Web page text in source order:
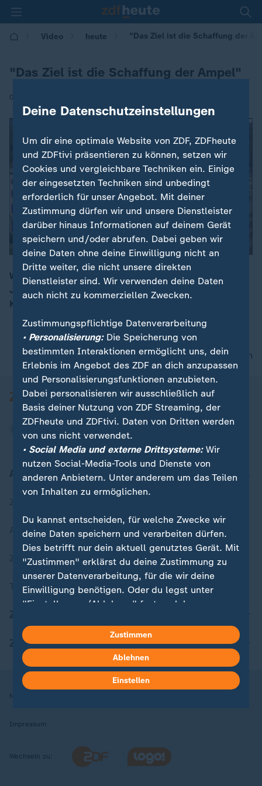
Video heute "Das Ziel ist die Schaffung der
"Das Ziel ist die Schaffung der Ampel"
04.10.2021 | 12:15
00:15
Wie geht es nach der Bundestagswahl weiter?
Jamaika-Koalition oder Ampel? Dazu ZDF-
Korrespondent Karl Hinterleitner aus Berlin.
nach oben
Aktuell bei ZDFheute
Aktuelle Sendungs-Videos
ZDFheute Stories
Themen im Überblick
ZDFheute Apps
Nutzungsbedingungen
Impressum
Wechseln zu:
Deine Datenschutzeinstellungen
Um dir eine optimale Website von ZDF, ZDFheute
und ZDFtivi präsentieren zu können, setzen wir
Cookies und vergleichbare Techniken ein. Einige
der eingesetzten Techniken sind unbedingt
erforderlich für unser Angebot. Mit deiner
Zustimmung dürfen wir und unsere Dienstleister
darüber hinaus Informationen auf deinem Gerät
speichern und/oder abrufen. Dabei geben wir
deine Daten ohne deine Einwilligung nicht an
Dritte weiter, die nicht unsere direkten
Dienstleister sind. Wir verwenden deine Daten
auch nicht zu kommerziellen Zwecken.
Zustimmungspflichtige Datenverarbeitung
• Personalisierung:Die Speicherung von
bestimmten Interaktionen ermöglicht uns, dein
Erlebnis im Angebot des ZDF an dich anzupassen
und Personalisierungsfunktionen anzubieten.
Dabei personalisieren wir ausschließlich auf
Basis deiner Nutzung von ZDF Streaming, der
ZDFheute und ZDFtivi. Daten von Dritten werden
von uns nicht verwendet.
• Social Media und externe Drittsysteme:Wir
nutzen Social-Media-Tools und Dienste von
anderen Anbietern. Unter anderem um das Teilen
von Inhalten zu ermöglichen.
Du kannst entscheiden, für welche Zwecke wir
deine Daten speichern und verarbeiten dürfen.
Dies betrifft nur dein aktuell genutztes Gerät. Mit
"Zustimmen" erklärst du deine Zustimmung zu
unserer Datenverarbeitung, für die wir deine
Einwilligung benötigen. Oder du legst unter
"Einstellungen/Ablehnen" fest, welchen
welchen nicht. Deine Datenschutzeinstellungen
kannst du jederzeit mit Wirkung für die Zukunft
in deinen Einstellungen widerrufen oder ändern.
Hier findest du das Impressum.
Zustimmen
Ablehnen
Einstellen